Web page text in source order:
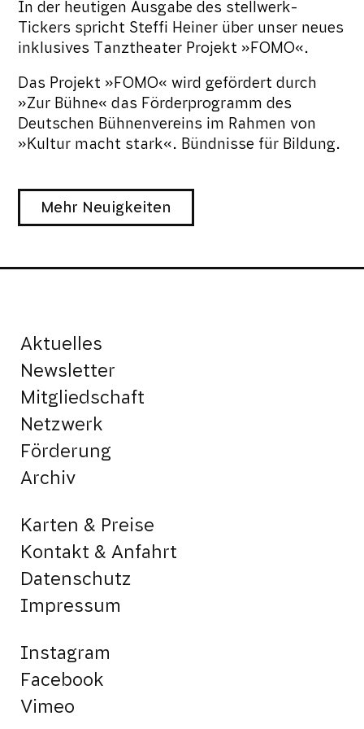
In der heutigen Ausgabe des stellwerk-
Tickers spricht Steffi Heiner über unser neues
inklusives Tanztheater Projekt »FOMO«.
Das Projekt »FOMO« wird gefördert durch
»Zur Bühne« das Förderprogramm des
Deutschen Bühnenvereins im Rahmen von
»Kultur macht stark«. Bündnisse für Bildung.
Mehr Neuigkeiten
Aktuelles
Newsletter
Mitgliedschaft
Netzwerk
Förderung
Archiv
Karten & Preise
Kontakt & Anfahrt
Datenschutz
Impressum
Instagram
Facebook
Vimeo